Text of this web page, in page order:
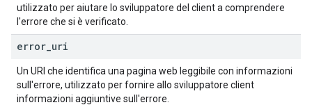
utilizzato per aiutare lo sviluppatore del client a comprendere
l'errore che si è verificato.
error uri
Un URI che identifica una pagina web leggibile con informazioni
sull'errore, utilizzato per fornire allo sviluppatore client
informazioni aggiuntive sull'errore.